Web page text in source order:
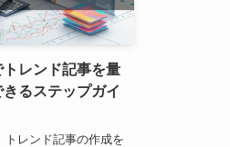
レンド記事を量
るステップガイ
レンド記事の作成を